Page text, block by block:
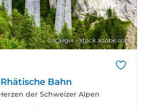
©scaliger - stock.adobe.com
Bahn
der Schweizer Alpen